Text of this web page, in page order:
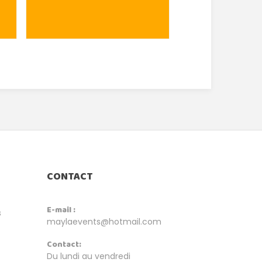
CONTACT
E-mail :
maylaevents@hotmail.com
Contact:
Du lundi au vendredi